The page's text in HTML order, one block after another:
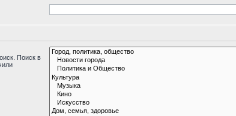
Поиск в